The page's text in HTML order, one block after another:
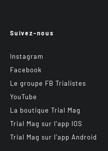
Suivez-nous
Instagram
Facebook
Le groupe FB Trialistes
YouTube
La boutique Trial Mag
Trial Mag sur l’app IOS
Trial Mag sur l’app Android